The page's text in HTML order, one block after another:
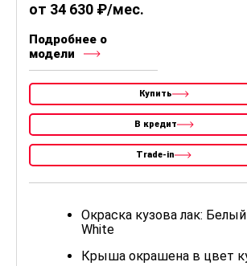
от 34 630 ₽/мес.
Подробнее о
модели
Купить
В кредит
Trade-in
Окраска кузова лак:
White
Крыша окрашена в цвет